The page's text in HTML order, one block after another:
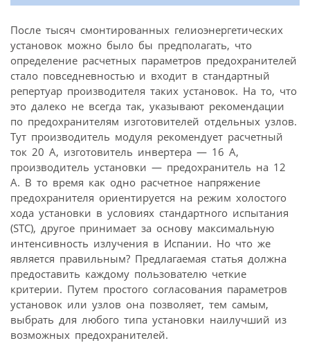
После тысяч смонтированных гелиоэнергетических
установок можно было бы предполагать, что
определение расчетных параметров предохранителей
стало повседневностью и входит в стандартный
репертуар производителя таких установок. На то, что
это далеко не всегда так, указывают рекомендации
по предохранителям изготовителей отдельных узлов.
Тут производитель модуля рекомендует расчетный
ток 20 A, изготовитель инвертера — 16 A,
производитель установки — предохранитель на 12
A. В то время как одно расчетное напряжение
предохранителя ориентируется на режим холостого
хода установки в условиях стандартного испытания
(STC), другое принимает за основу максимальную
интенсивность излучения в Испании. Но что же
является правильным? Предлагаемая статья должна
предоставить каждому пользователю четкие
критерии. Путем простого согласования параметров
установок или узлов она позволяет, тем самым,
выбрать для любого типа установки наилучший из
возможных предохранителей.